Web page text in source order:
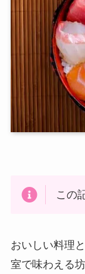
この
おいしい料理
室で味わえる